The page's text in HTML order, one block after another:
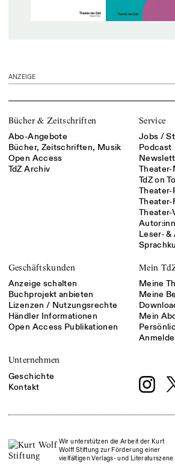
ANZEIGE
Bücher & Zeitschriften
Abo-Angebote
Bücher, Zeitschriften, Musik
Open Access
TdZ Archiv
Service
Jobs /
Podcast
Theater-
TdZ on
Theater-
Theater-
Theater-
Leser- &
Geschäftskunden
Anzeige schalten
Buchprojekt anbieten
Lizenzen / Nutzungsrechte
Händler Informationen
Open Access Publikationen
Mein
Meine
Meine
Mein
Unternehmen
Geschichte
Kontakt
Wir unterstützen die Arbeit der Kurt
Wolff Stiftung zur Förderung einer
vielfältigen Verlags- und Literaturszene